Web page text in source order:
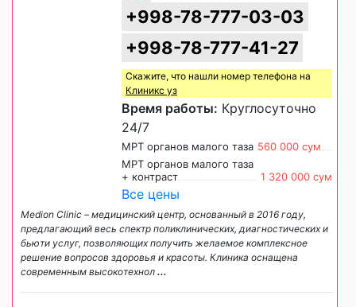
+998-78-777-03-03
+998-78-777-41-27
Скажите, что нашли номер телефона на
Клиникс уз
Время работы: Круглосуточно
24/7
МРТ органов малого таза 560 000 сум
МРТ органов малого таза
+ контраст
1 320 000 сум
Все цены
Medion Сlinic – медицинский центр, основанный в 2016 году,
предлагающий весь спектр поликлинических, диагностических и
бьюти услуг, позволяющих получить желаемое комплексное
решение вопросов здоровья и красоты. Клиника оснащена
современным высокотехнол ...